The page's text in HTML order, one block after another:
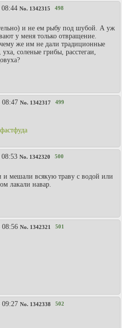
No. 1342315 498
и не ем рыбу под шубой. А уж
у меня только отвращение.
же им не дали традиционные
соленые грибы, расстегаи,
No. 1342317 499
No. 1342320 500
и мешали всякую траву с водой или
лакали навар.
No. 1342321 501
No. 1342338 502